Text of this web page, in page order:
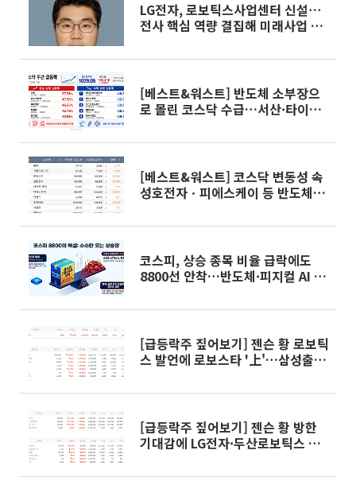
LG전자, 로보틱스사업센터 신설⋯
전사 핵심 역량 결집해 미래사업 속
[베스트&워스트] 반도체 소부장으
로 몰린 코스닥 수급…서산·타이거
[베스트&워스트] 코스닥 변동성 속
성호전자ㆍ피에스케이 등 반도체주
코스피, 상승 종목 비율 급락에도
8800선 안착…반도체·피지컬 AI 주
[급등락주 짚어보기] 젠슨 황 로보틱
스 발언에 로보스타 '上'…삼성출판
[급등락주 짚어보기] 젠슨 황 방한
기대감에 LG전자·두산로보틱스 등